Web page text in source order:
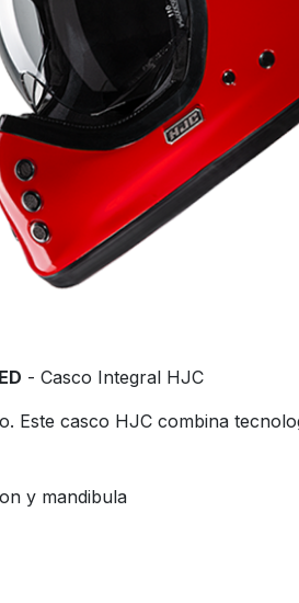
- Casco Integral HJC
Este casco HJC combina
y mandibula